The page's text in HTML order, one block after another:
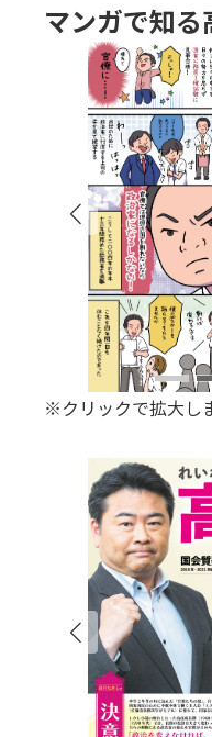
マンガで知る
※クリックで拡大し